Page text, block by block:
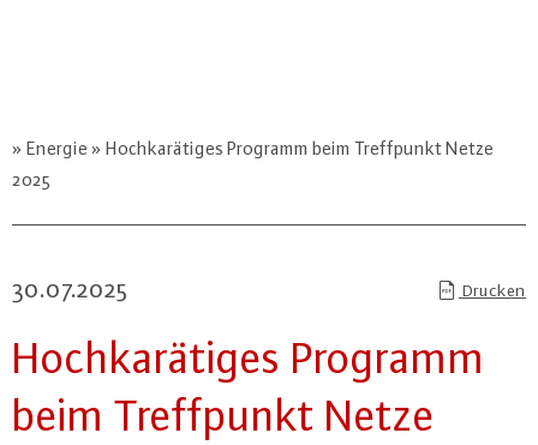
Energie
Hochkarätiges Programm beim Treffpunkt Netze
2025
30.07.2025 Drucken
Hoch­ka­rä­ti­ges Programm
beim Treff­punkt Netze